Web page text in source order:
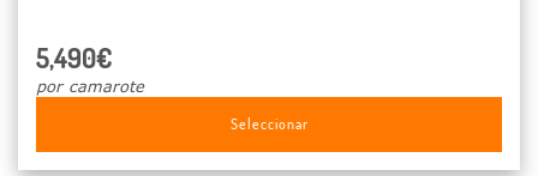
5,490€
por camarote
Seleccionar